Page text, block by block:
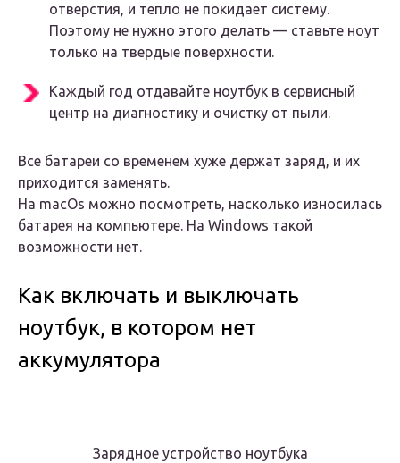
отверстия, и тепло не покидает систему.
Поэтому не нужно этого делать — ставьте ноут
только на твердые поверхности.
Каждый год отдавайте ноутбук в сервисный
центр на диагностику и очистку от пыли.
Все батареи со временем хуже держат заряд, и их
приходится заменять.
На macOs можно посмотреть, насколько износилась
батарея на компьютере. На Windows такой
возможности нет.
Как включать и выключать
ноутбук, в котором нет
аккумулятора
Зарядное устройство ноутбука